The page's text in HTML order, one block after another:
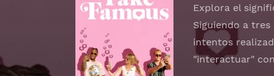
Explora el
Siguiendo a
intentos
"interactuar"